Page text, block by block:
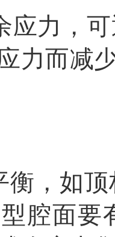
应力，
力而减
衡，如
腔面要